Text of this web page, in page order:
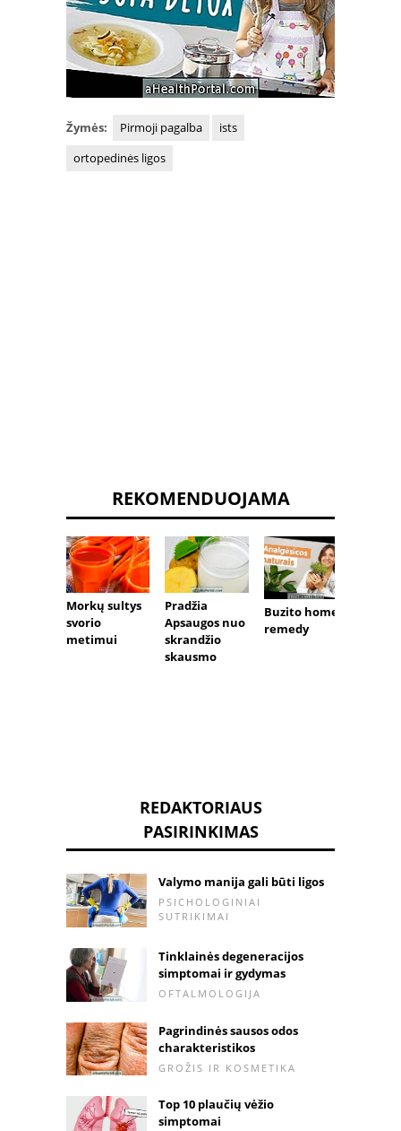
Žymės: Pirmoji pagalba
ists
ortopedinės ligos
REKOMENDUOJAMA
Morkų sultys
svorio
metimui
Pradžia
Apsaugos nuo
skrandžio
skausmo
Buzito home
remedy
REDAKTORIAUS
PASIRINKIMAS
Valymo manija gali būti ligos
PSICHOLOGINIAI
SUTRIKIMAI
Tinklainės degeneracijos
simptomai ir gydymas
OFTALMOLOGIJA
Pagrindinės sausos odos
charakteristikos
GROŽIS IR KOSMETIKA
Top 10 plaučių vėžio
simptomai